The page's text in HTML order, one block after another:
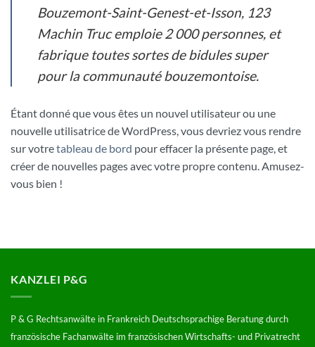
Bouzemont-Saint-Genest-et-Isson, 123
Machin Truc emploie 2 000 personnes, et
fabrique toutes sortes de bidules super
pour la communauté bouzemontoise.
Étant donné que vous êtes un nouvel utilisateur ou une
nouvelle utilisatrice de WordPress, vous devriez vous rendre
sur votretableau de bord pour effacer la présente page, et
créer de nouvelles pages avec votre propre contenu. Amusez-
vous bien !
KANZLEI P&G
P & G Rechtsanwälte in Frankreich Deutschsprachige Beratung durch
französische Fachanwälte im französischen Wirtschafts- und Privatrecht